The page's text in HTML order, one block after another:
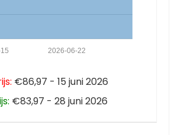
2026-06-22
€86,97 - 15 juni 2026
€83,97 - 28 juni 2026